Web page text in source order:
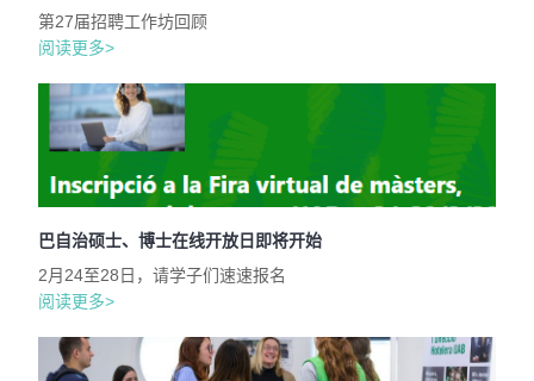
第27届招聘工作坊回顾
阅读更多>
巴自治硕士、博士在线开放日即将开始
2月24至28日，请学子们速速报名
阅读更多>